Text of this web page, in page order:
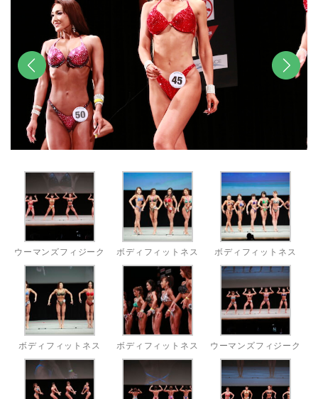
前へ
ウーマンズフィジーク ボディフィットネス ボディフィットネス
ボディフィットネス ボディフィットネス ウーマンズフィジーク